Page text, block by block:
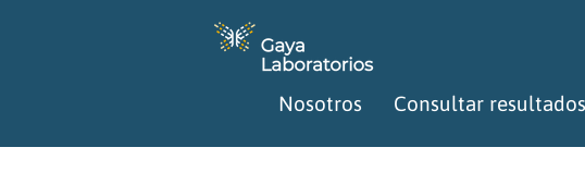
Nosotros Consultar resultados